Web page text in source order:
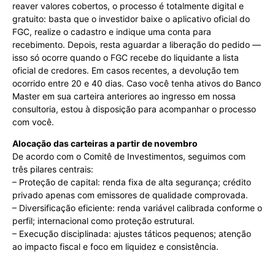
reaver valores cobertos, o processo é totalmente digital e
gratuito: basta que o investidor baixe o aplicativo oficial do
FGC, realize o cadastro e indique uma conta para
recebimento. Depois, resta aguardar a liberação do pedido —
isso só ocorre quando o FGC recebe do liquidante a lista
oficial de credores. Em casos recentes, a devolução tem
ocorrido entre 20 e 40 dias. Caso você tenha ativos do Banco
Master em sua carteira anteriores ao ingresso em nossa
consultoria, estou à disposição para acompanhar o processo
com você.
Alocação das carteiras a partir de novembro
De acordo com o Comitê de Investimentos, seguimos com
três pilares centrais:
– Proteção de capital: renda fixa de alta segurança; crédito
privado apenas com emissores de qualidade comprovada.
– Diversificação eficiente: renda variável calibrada conforme o
perfil; internacional como proteção estrutural.
– Execução disciplinada: ajustes táticos pequenos; atenção
ao impacto fiscal e foco em liquidez e consistência.